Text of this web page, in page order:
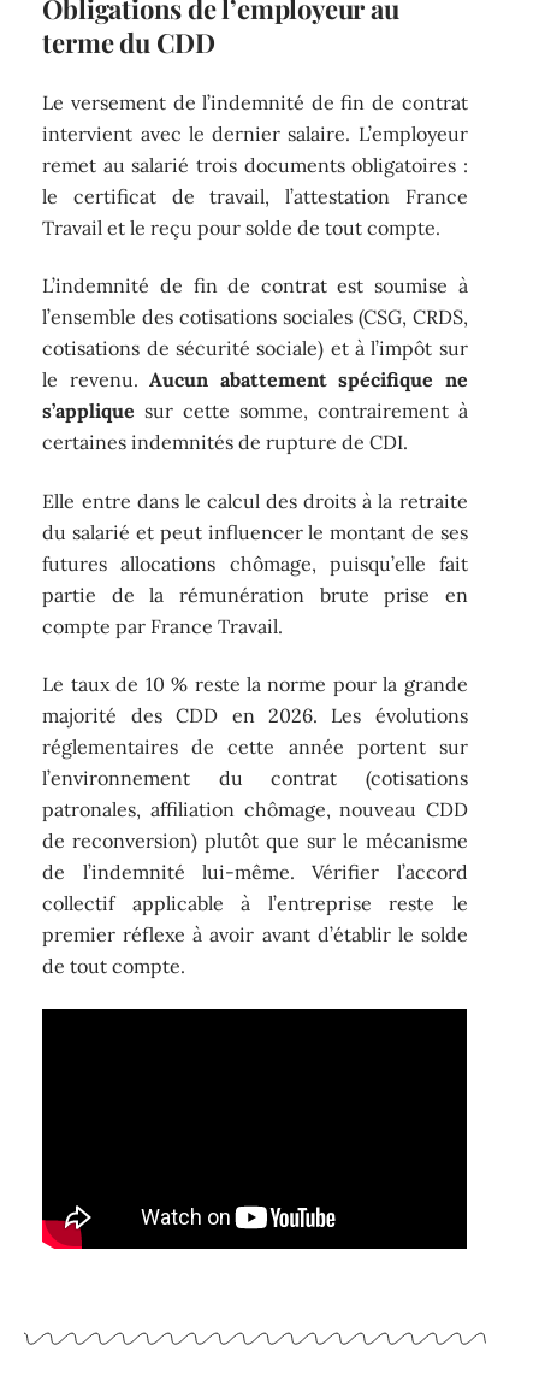
Obligations de l’employeur au
terme du CDD
Le versement de l’indemnité de fin de contrat
intervient avec le dernier salaire. L’employeur
remet au salarié trois documents obligatoires :
le certificat de travail, l’attestation France
Travail et le reçu pour solde de tout compte.
L’indemnité de fin de contrat est soumise à
l’ensemble des cotisations sociales (CSG, CRDS,
cotisations de sécurité sociale) et à l’impôt sur
le revenu.Aucun abattement spécifique ne
s’applique sur cette somme, contrairement à
certaines indemnités de rupture de CDI.
Elle entre dans le calcul des droits à la retraite
du salarié et peut influencer le montant de ses
futures allocations chômage, puisqu’elle fait
partie de la rémunération brute prise en
compte par France Travail.
Le taux de 10 % reste la norme pour la grande
majorité des CDD en 2026. Les évolutions
réglementaires de cette année portent sur
l’environnement du contrat (cotisations
patronales, affiliation chômage, nouveau CDD
de reconversion) plutôt que sur le mécanisme
de l’indemnité lui-même. Vérifier l’accord
collectif applicable à l’entreprise reste le
premier réflexe à avoir avant d’établir le solde
de tout compte.